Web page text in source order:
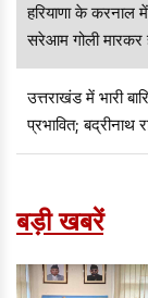
हरियाणा के करनाल
सरेआम गोली मारकर
उत्तराखंड में भारी
प्रभावित; बद्रीनाथ
बड़ी खबरें